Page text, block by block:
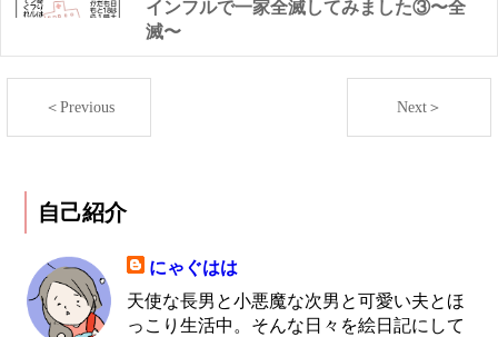
インフルで一家全滅してみました③〜全
滅〜
＜Previous Next＞
自己紹介
にゃぐはは
天使な長男と小悪魔な次男と可愛い夫とほ
っこり生活中。そんな日々を絵日記にして